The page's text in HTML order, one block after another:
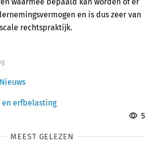
en is dus zeer van
rechtspraktijk.
Nieuws
en erfbelasting
5
MEEST GELEZEN